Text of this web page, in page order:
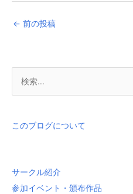
← 前の投稿
象
このブログについて
サークル紹介
参加イベント・頒布作品